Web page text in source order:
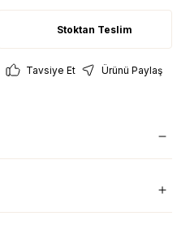
Stoktan Teslim
Tavsiye Et
Ürünü Paylaş